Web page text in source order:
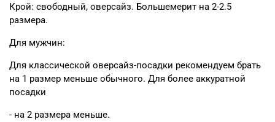
Крой: свободный, оверсайз. Большемерит на 2-2.5
размера.
Для мужчин:
Для классической оверсайз-посадки рекомендуем брать
на 1 размер меньше обычного. Для более аккуратной
посадки
- на 2 размера меньше.